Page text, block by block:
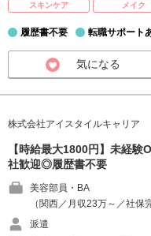
スキンケア
メイク
履歴書不要 転職サポート
気になる
株式会社アイスタイルキャリア
【時給最大1800円】未経
社歓迎◎履歴書不要
美容部員・BA
（関西／月収23万～／社保
派遣